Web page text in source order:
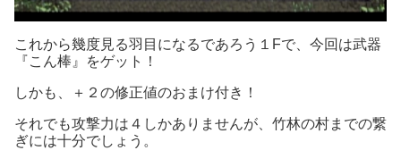
これから幾度見る羽目になるであろう１Fで、今回は武器
『こん棒』をゲット！
しかも、＋２の修正値のおまけ付き！
それでも攻撃力は４しかありませんが、竹林の村までの繋
ぎには十分でしょう。